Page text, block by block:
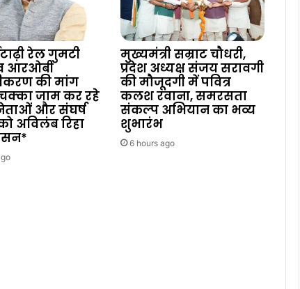
रेल गुमटी
आरओबी
की मांग
जाम कर रहे
और संघर्ष
अविलंब रिहा
मुख्यमंत्री सम्राट चौधरी,
प्रदेश अध्यक्ष संजय सरावगी
की मौजूदगी में पवित्र
कलश रवाना, समरसता
संकल्प अभियान का भव्य
शुभारंभ
6 hours ago